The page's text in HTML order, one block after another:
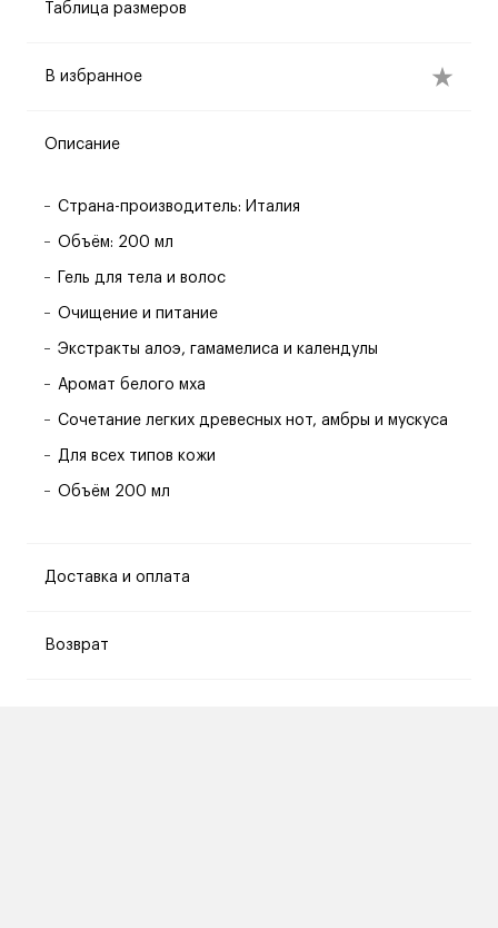
Таблица размеров
В избранное
Описание
Страна-производитель: Италия
Объём: 200 мл
Гель для тела и волос
Очищение и питание
Экстракты алоэ, гамамелиса и календулы
Аромат белого мха
Сочетание легких древесных нот, амбры и мускуса
Для всех типов кожи
Объём 200 мл
Доставка и оплата
Возврат